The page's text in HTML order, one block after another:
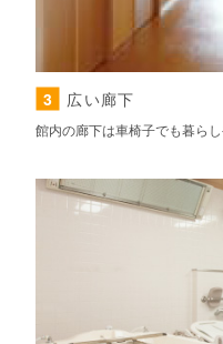
3 広い廊下
館内の廊下は車椅子でも暮ら